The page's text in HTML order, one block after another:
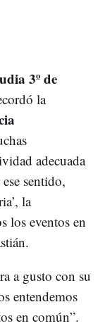
3º de
la
adecuada
sentido,
la
los eventos en
a gusto con su
entendemos
en común”.